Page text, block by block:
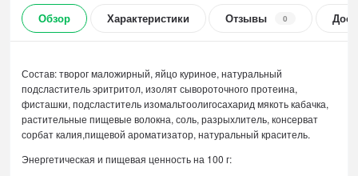
Обзор Характеристики Отзывы 0
Состав: творог маложирный, яйцо куриное, натуральный
подсластитель эритритол, изолят сывороточного протеина,
фисташки, подсластитель изомальтоолигосахарид мякоть кабачка,
растительные пищевые волокна, соль, разрыхлитель, консерват
сорбат калия,пищевой ароматизатор, натуральный краситель.
Энергетическая и пищевая ценность на 100 г: